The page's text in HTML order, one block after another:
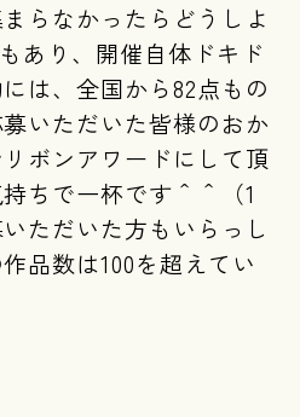
らなかったらどうしよ
あり、開催自体ドキド
は、全国から82点もの
いただいた皆様のおか
ボンアワードにして頂
ちで一杯です＾＾（1
ただいた方もいらっし
品数は100を超えてい